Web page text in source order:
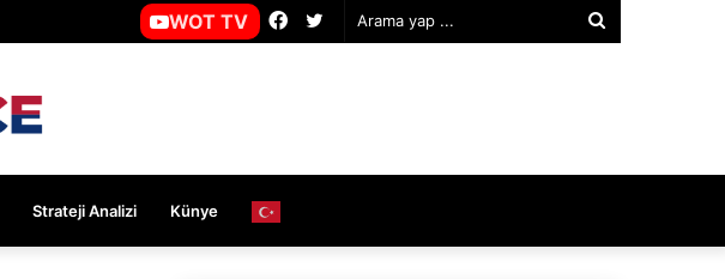
Twitter
Facebook
WOT TV
Strateji Analizi Künye